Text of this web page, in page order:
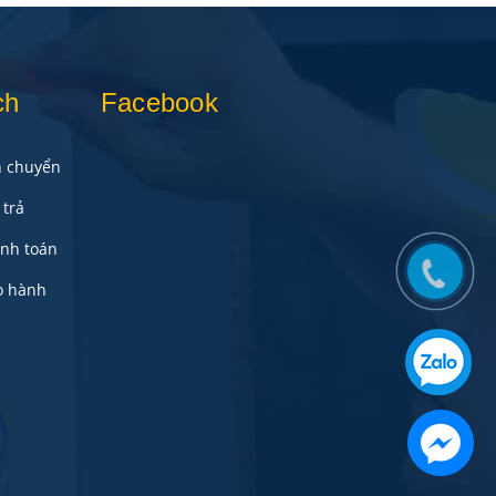
chuyển
trả
toán
hành
Facebook